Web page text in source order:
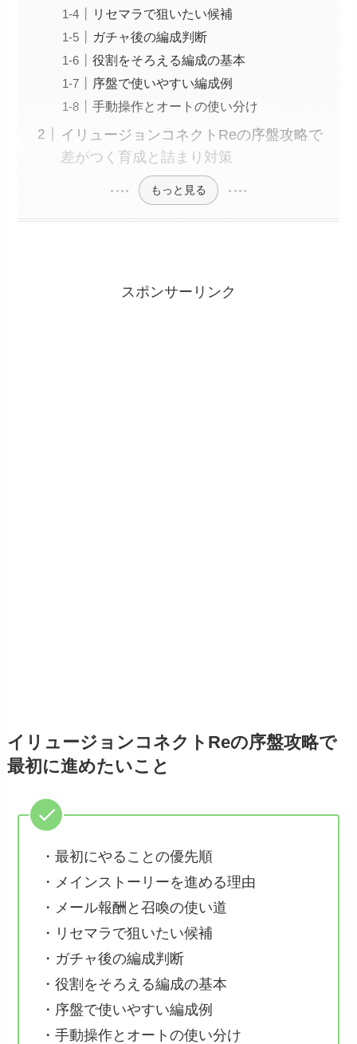
リセマラで狙いたい候補
ガチャ後の編成判断
役割をそろえる編成の基本
序盤で使いやすい編成例
手動操作とオートの使い分け
イリュージョンコネクトReの序盤攻略で
差がつく育成と詰まり対策
もっと見る
スポンサーリンク
イリュージョンコネクトReの序盤攻略で
最初に進めたいこと
・最初にやることの優先順
・メインストーリーを進める理由
・メール報酬と召喚の使い道
・リセマラで狙いたい候補
・ガチャ後の編成判断
・役割をそろえる編成の基本
・序盤で使いやすい編成例
・手動操作とオートの使い分け